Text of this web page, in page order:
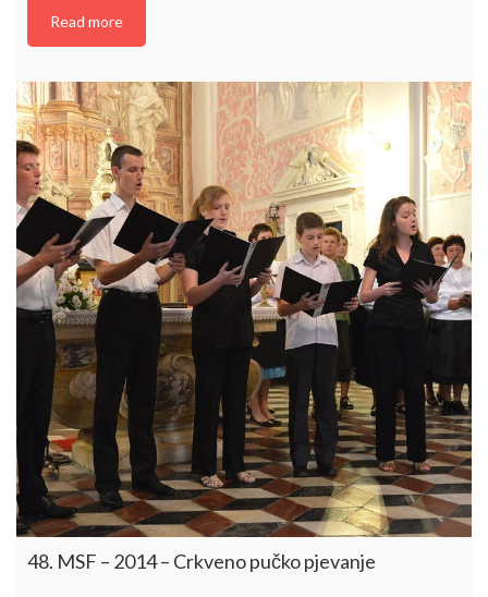
Read more
48. MSF – 2014 – Crkveno pučko pjevanje